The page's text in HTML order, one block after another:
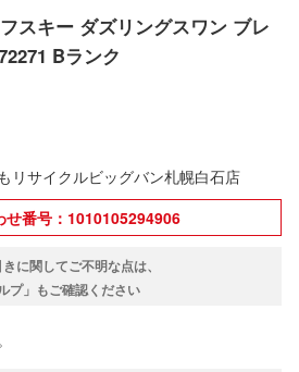
スキー ダズリングスワン ブレ
Bランク
リサイクルビッグバン札幌白石店
せ番号：1010105294906
に関してご不明な点は、
プ」もご確認ください